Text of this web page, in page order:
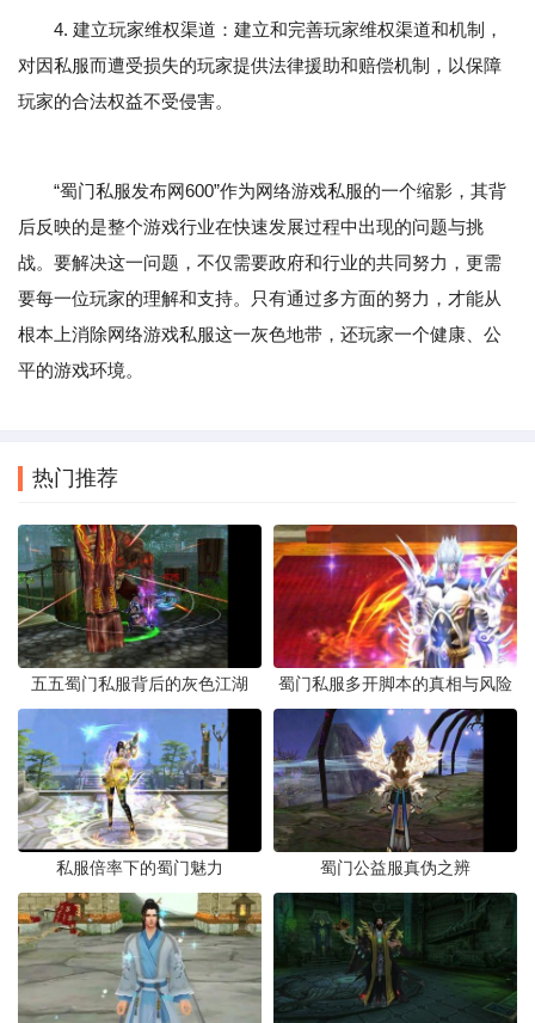
4. 建立玩家维权渠道：建立和完善玩家维权渠道和机制，
对因私服而遭受损失的玩家提供法律援助和赔偿机制，以保障
玩家的合法权益不受侵害。
“蜀门私服发布网600”作为网络游戏私服的一个缩影，其背
后反映的是整个游戏行业在快速发展过程中出现的问题与挑
战。要解决这一问题，不仅需要政府和行业的共同努力，更需
要每一位玩家的理解和支持。只有通过多方面的努力，才能从
根本上消除网络游戏私服这一灰色地带，还玩家一个健康、公
平的游戏环境。
热门推荐
五五蜀门私服背后的灰色江湖 蜀门私服多开脚本的真相与风险
私服倍率下的蜀门魅力 蜀门公益服真伪之辨